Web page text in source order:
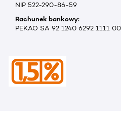
NIP 522-290-86-59
Rachunek bankowy:
PEKAO SA 92 1240 6292 1111